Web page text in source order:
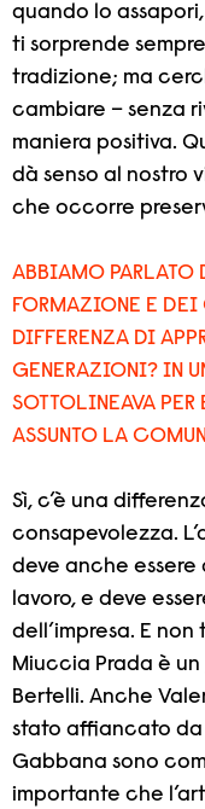
quando lo
ti sorprende
tradizione; ma
cambiare – senza
maniera positiva.
dà senso al nostro
che occorre
ABBIAMO PARLATO
FORMAZIONE E DEI
DIFFERENZA DI
GENERAZIONI? IN
SOTTOLINEAVA
ASSUNTO LA
Sì, c’è una
consapevolezza.
deve anche essere
lavoro, e deve
dell’impresa. E
Miuccia Prada è un
Bertelli. Anche
stato affiancato da
Gabbana sono
importante che